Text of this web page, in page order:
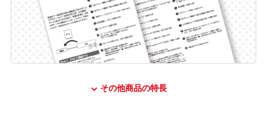
その他商品の特長